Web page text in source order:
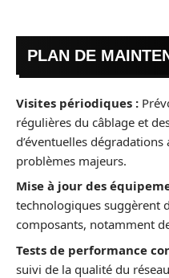
PLAN DE
Visites périodiques :
régulières du câblage et
d’éventuelles dégradations
problèmes majeurs.
Mise à jour des
technologiques suggèrent
composants, notamment
Tests de performance
suivi de la qualité du